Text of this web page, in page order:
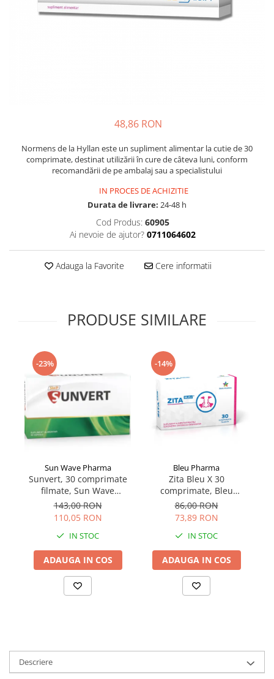
Omega 3
Somn stres si anxietate
Supliment Calciu
Supliment Magneziu
Supliment Vitamina B
Supliment Vitamina C
Supliment Zinc
Tuse gat si respiratie
Vitamine si minerale
Ingrijire par
48,86 RON
Normens de la Hyllan este un supliment alimentar la cutie de 30
comprimate, destinat utilizării în cure de câteva luni, conform
recomandării de pe ambalaj sau a specialistului
IN PROCES DE ACHIZITIE
Durata de livrare: 24-48 h
Cod Produs: 60905
Ai nevoie de ajutor? 0711064602
Adauga la Favorite Cere informatii
PRODUSE SIMILARE
-23%
Sun Wave Pharma
Sunvert, 30 comprimate
filmate, Sun Wave
Pharma
143,00 RON
110,05 RON
IN STOC
ADAUGA IN COS
-14%
Bleu Pharma
Zita Bleu X 30
comprimate, Bleu
Pharma
86,00 RON
73,89 RON
IN STOC
ADAUGA IN COS
Descriere